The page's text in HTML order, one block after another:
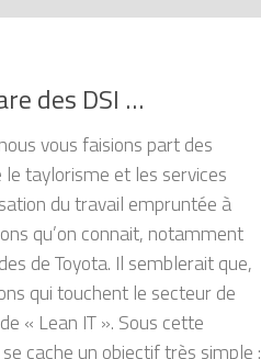
des DSI …
vous faisions part des
taylorisme et les services
du travail empruntée à
qu’on connait, notamment
de Toyota. Il semblerait que,
qui touchent le secteur de
« Lean IT ». Sous cette
cache un objectif très simple :